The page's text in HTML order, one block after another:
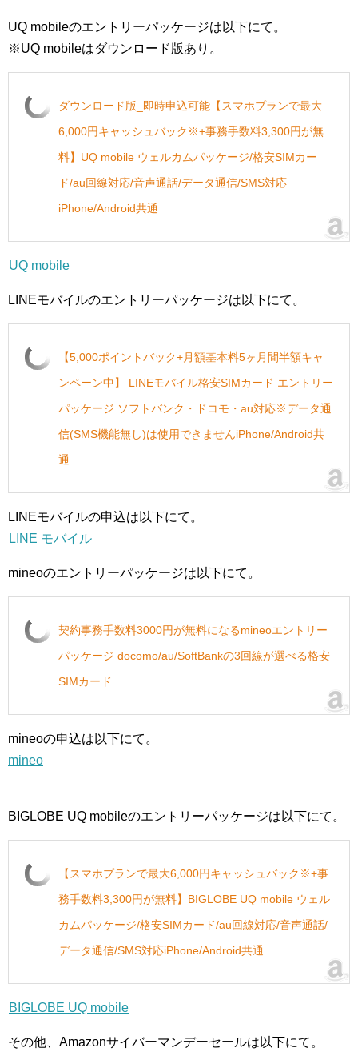
UQ mobileのエントリーパッケージは以下にて。
※UQ mobileはダウンロード版あり。
ダウンロード版_即時申込可能【スマホプランで最大
6,000円キャッシュバック※+事務手数料3,300円が無
料】UQ mobile ウェルカムパッケージ/格安SIMカー
ド/au回線対応/音声通話/データ通信/SMS対応
iPhone/Android共通
UQ mobile
LINEモバイルのエントリーパッケージは以下にて。
【5,000ポイントバック+月額基本料5ヶ月間半額キャ
ンペーン中】 LINEモバイル格安SIMカード エントリー
パッケージ ソフトバンク・ドコモ・au対応※データ通
信(SMS機能無し)は使用できませんiPhone/Android共
通
LINEモバイルの申込は以下にて。
LINE モバイル
mineoのエントリーパッケージは以下にて。
契約事務手数料3000円が無料になるmineoエントリー
パッケージ docomo/au/SoftBankの3回線が選べる格安
SIMカード
mineoの申込は以下にて。
mineo
BIGLOBE UQ mobileのエントリーパッケージは以下にて。
【スマホプランで最大6,000円キャッシュバック※+事
務手数料3,300円が無料】BIGLOBE UQ mobile ウェル
カムパッケージ/格安SIMカード/au回線対応/音声通話/
データ通信/SMS対応iPhone/Android共通
BIGLOBE UQ mobile
その他、Amazonサイバーマンデーセールは以下にて。